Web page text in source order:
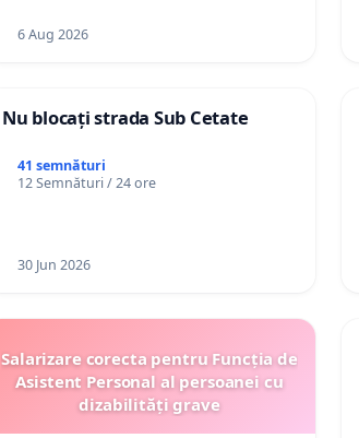
6 Aug 2026
Nu blocați strada Sub Cetate
41 semnături
12 Semnături / 24 ore
30 Jun 2026
Salarizare corecta pentru Funcția de
Asistent Personal al persoanei cu
dizabilități grave